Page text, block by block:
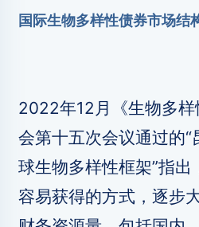
国际生物多样性债券市场结
2022年12月《生物多
会第十五次会议通过的
球生物多样性框架”指出
容易获得的方式，逐步